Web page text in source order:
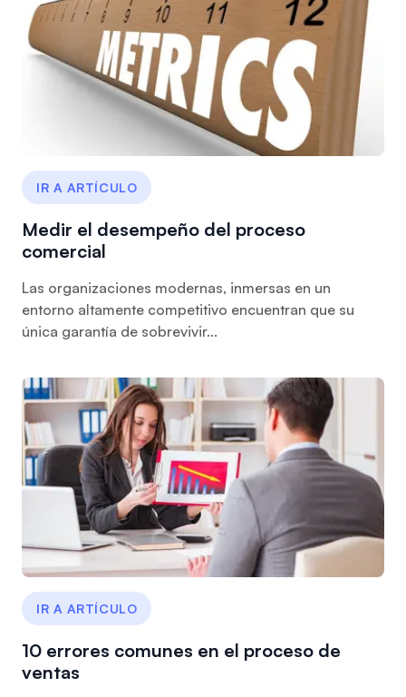
IR A ARTÍCULO
Medir el desempeño del proceso
comercial
Las organizaciones modernas, inmersas en un
entorno altamente competitivo encuentran que su
única garantía de sobrevivir...
IR A ARTÍCULO
10 errores comunes en el proceso de
ventas